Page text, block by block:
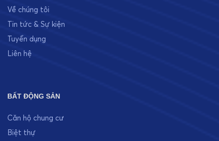
Về chúng tôi
Tin tức & Sự kiện
Tuyển dụng
Liên hệ
BẤT ĐỘNG SẢN
Căn hộ chung cư
Biệt thự